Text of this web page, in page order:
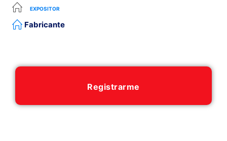
EXPOSITOR
Fabricante
Registrarme